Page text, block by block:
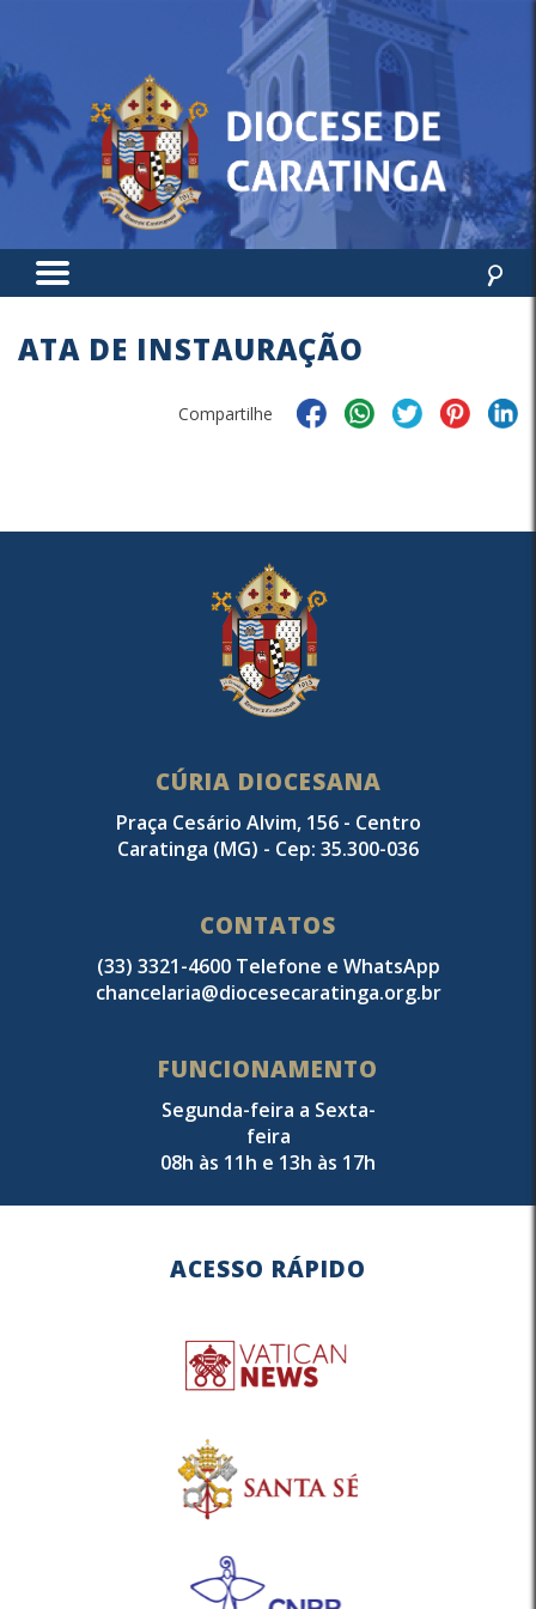
ATA DE INSTAURAÇÃO
Compartilhe
CÚRIA DIOCESANA
Praça Cesário Alvim, 156 - Centro
Caratinga (MG) - Cep: 35.300-036
CONTATOS
(33) 3321-4600 Telefone e WhatsApp
chancelaria@diocesecaratinga.org.br
FUNCIONAMENTO
Segunda-feira a Sexta-
feira
08h às 11h e 13h às 17h
ACESSO RÁPIDO